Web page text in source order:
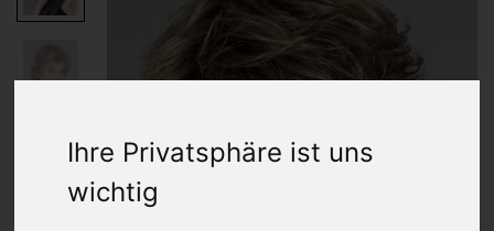
Ihre Privatsphäre ist uns
wichtig